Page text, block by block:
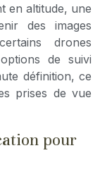
en altitude, une
des images
drones
de suivi
définition, ce
prises de vue
pour